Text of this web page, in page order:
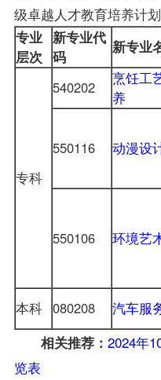
级卓越人才教育培养计
专业
层次
新专业代
码
新专业
专科
540202
烹饪工
养
550116 动漫设
550106 环境艺
本科 080208 汽车服
相关推荐： 2024年
览表